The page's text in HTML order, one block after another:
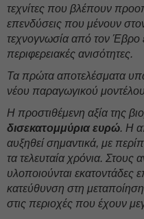
τεχνίτες που βλέπουν
επενδύσεις που μένουν
τεχνογνωσία από τον Έβρο
περιφερειακές ανισότητες.
Τα πρώτα αποτελέσματα
νέου παραγωγικού
Η προστιθέμενη αξία της
δισεκατομμύρια ευρώ. Η
αυξηθεί σημαντικά, με
τα τελευταία χρόνια. Στους
υλοποιούνται εκατοντάδες
κατεύθυνση στη
στις περιοχές που έχουν